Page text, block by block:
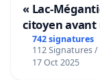
« Lac-
citoyen
de notre
742 signatures
112 Signatures
17 Oct 2025